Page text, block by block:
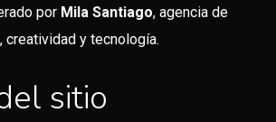
por Mila Santiago, agencia de
creatividad y tecnología.
sitio